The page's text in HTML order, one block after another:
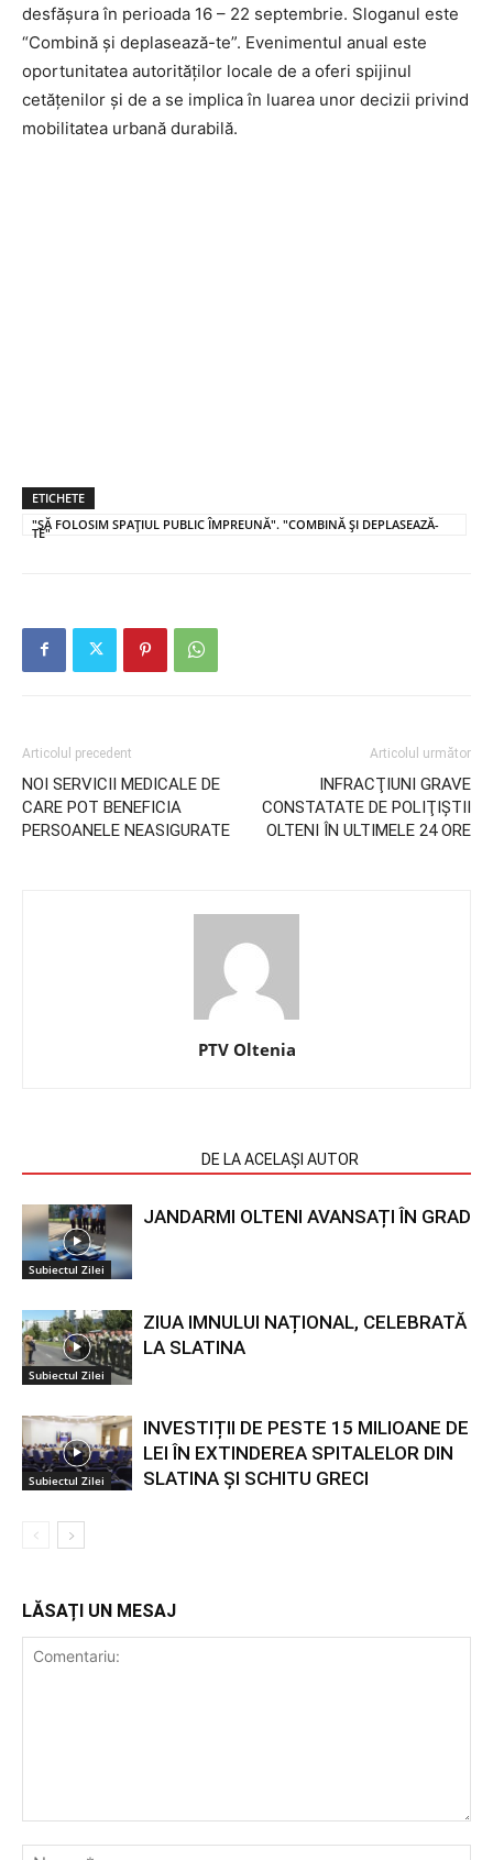
desfășura în perioada 16 – 22 septembrie. Sloganul este
“Combină și deplasează-te”. Evenimentul anual este
oportunitatea autorităților locale de a oferi spijinul
cetăţenilor şi de a se implica în luarea unor decizii privind
mobilitatea urbană durabilă.
ETICHETE
"SĂ FOLOSIM SPAŢIUL PUBLIC ÎMPREUNĂ". "COMBINĂ ŞI DEPLASEAZĂ-
TE"
Articolul precedent
NOI SERVICII MEDICALE DE
CARE POT BENEFICIA
PERSOANELE NEASIGURATE
Articolul următor
INFRACŢIUNI GRAVE
CONSTATATE DE POLIŢIŞTII
OLTENI ÎN ULTIMELE 24 ORE
PTV Oltenia
DE LA ACELAȘI AUTOR
Subiectul Zilei
JANDARMI OLTENI AVANSAȚI ÎN GRAD
Subiectul Zilei
ZIUA IMNULUI NAȚIONAL, CELEBRATĂ
LA SLATINA
Subiectul Zilei
INVESTIȚII DE PESTE 15 MILIOANE DE
LEI ÎN EXTINDEREA SPITALELOR DIN
SLATINA ȘI SCHITU GRECI
LĂSAȚI UN MESAJ